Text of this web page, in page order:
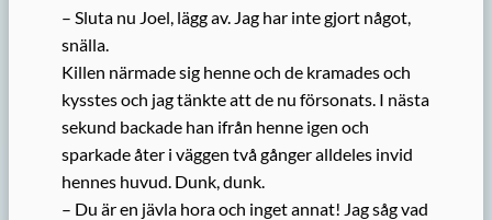
– Sluta nu Joel, lägg av. Jag har inte gjort något,
snälla.
Killen närmade sig henne och de kramades och
kysstes och jag tänkte att de nu försonats. I nästa
sekund backade han ifrån henne igen och
sparkade åter i väggen två gånger alldeles invid
hennes huvud. Dunk, dunk.
– Du är en jävla hora och inget annat! Jag såg vad